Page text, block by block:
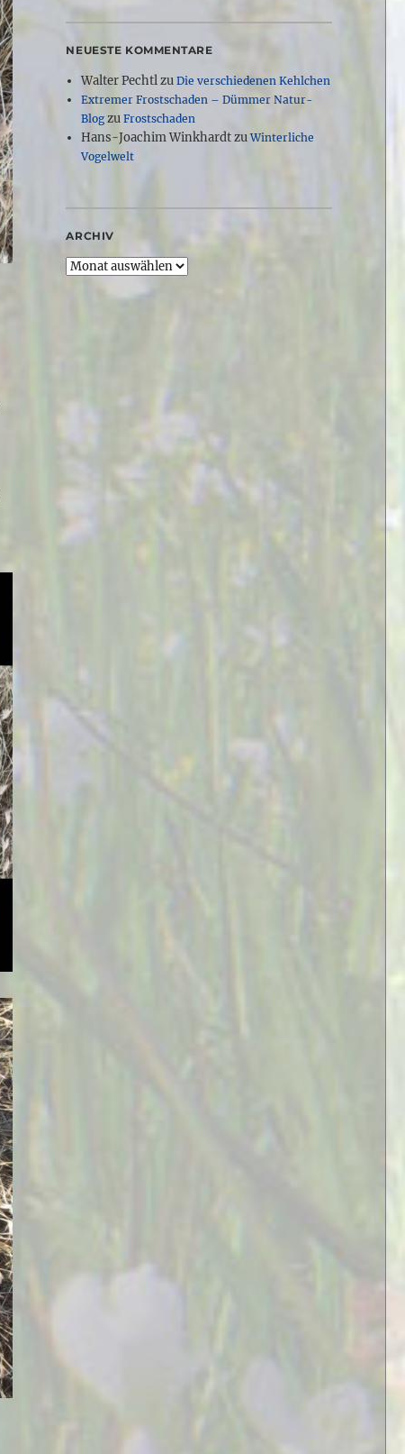
NEUESTE KOMMENTARE
Walter Pechtlzu Die verschiedenen Kehlchen
Extremer Frostschaden – Dümmer Natur-
Blogzu Frostschaden
Hans-Joachim WinkhardtzuWinterliche
Vogelwelt
ARCHIV
Archiv